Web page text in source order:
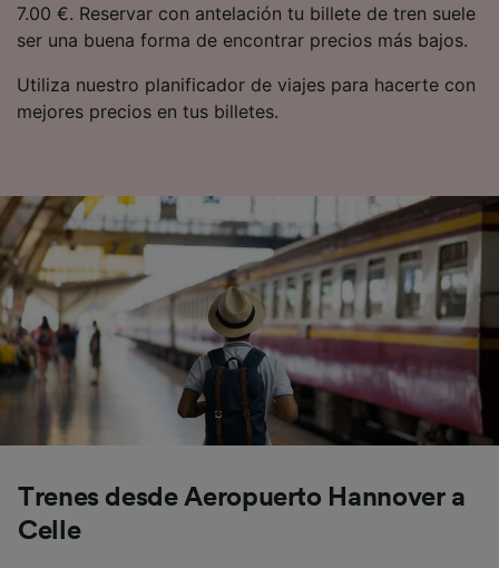
7.00 €. Reservar con antelación tu billete de tren suele
ser una buena forma de encontrar precios más bajos.
Utiliza nuestro planificador de viajes para hacerte con
mejores precios en tus billetes.
Trenes desde Aeropuerto Hannover a
Celle